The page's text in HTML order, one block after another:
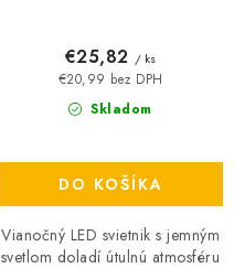
Skladom
€20,99 bez DPH
€25,82 / ks
DO KOŠÍKA
Vianočný LED svietnik s jemným
svetlom doladí útulnú atmosféru